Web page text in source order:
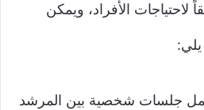
لاحتياجات الأفراد، ويمكن
جلسات شخصية بين المرشد